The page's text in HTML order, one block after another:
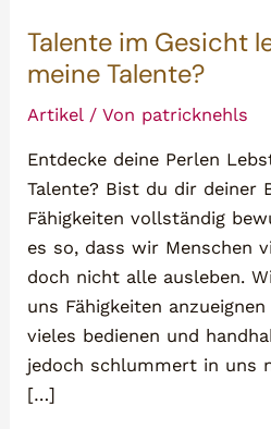
Talente im Gesicht
meine Talente?
Artikel / Von patricknehls
Entdecke deine Perlen
Talente? Bist du dir deiner
Fähigkeiten vollständig
es so, dass wir Menschen
doch nicht alle ausleben.
uns Fähigkeiten
vieles bedienen und
jedoch schlummert in uns
[…]